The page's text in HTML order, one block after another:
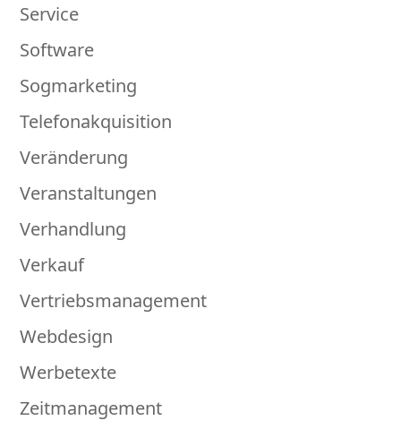
Service
Software
Sogmarketing
Telefonakquisition
Veränderung
Veranstaltungen
Verhandlung
Verkauf
Vertriebsmanagement
Webdesign
Werbetexte
Zeitmanagement